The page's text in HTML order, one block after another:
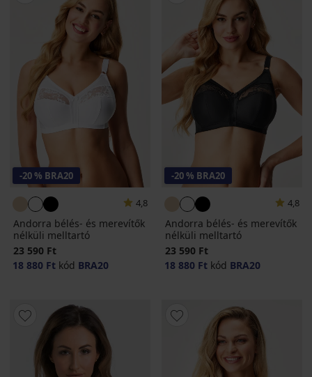
-20 % BRA20
4,8
Andorra bélés- és merevítők
nélküli melltartó
23 590 Ft
18 880 Ft kód BRA20
-20 % BRA20
4,8
Andorra bélés- és merevítők
nélküli melltartó
23 590 Ft
18 880 Ft kód BRA20